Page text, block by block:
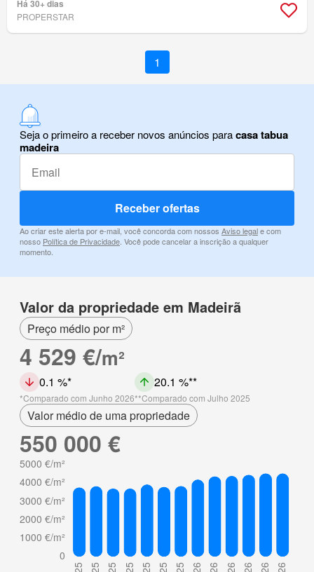
Há 30+ dias
PROPERSTAR
1
Seja o primeiro a receber novos anúncios paracasa tabua
madeira
Receber ofertas
Ao criar este alerta por e-mail, você concorda com nossos Aviso legale com
nosso Política de Privacidade . Você pode cancelar a inscrição a qualquer
momento.
Valor da propriedade em Madeirã
Preço médio por m²
4 529 €/m²
0.1 %
Comparado com Junho 2026
20.1 %
Comparado com Julho 2025
Valor médio de uma propriedade
550 000 €